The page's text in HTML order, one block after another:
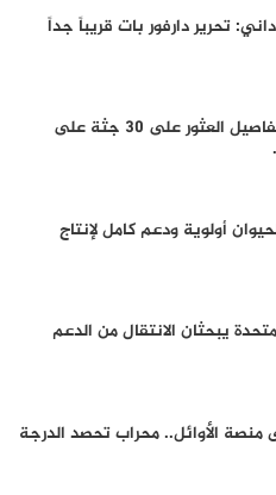
تحرير دارفور بات قريباً جداً
شهود يكشفون تفاصيل العثور على 30 جثة على
أولوية ودعم كامل لإنتاج
يبحثان الانتقال من الدعم
الأوائل.. محراب تحصد الدرجة